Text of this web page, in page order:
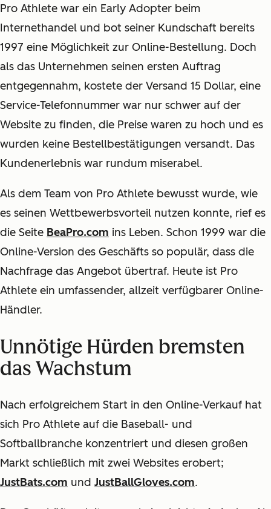
Pro Athlete war ein Early Adopter beim
Internethandel und bot seiner Kundschaft bereits
1997 eine Möglichkeit zur Online-Bestellung. Doch
als das Unternehmen seinen ersten Auftrag
entgegennahm, kostete der Versand 15 Dollar, eine
Service-Telefonnummer war nur schwer auf der
Website zu finden, die Preise waren zu hoch und es
wurden keine Bestellbestätigungen versandt. Das
Kundenerlebnis war rundum miserabel.
Als dem Team von Pro Athlete bewusst wurde, wie
es seinen Wettbewerbsvorteil nutzen konnte, rief es
die Seite BeaPro.com ins Leben. Schon 1999 war die
Online-Version des Geschäfts so populär, dass die
Nachfrage das Angebot übertraf. Heute ist Pro
Athlete ein umfassender, allzeit verfügbarer Online-
Händler.
Unnötige Hürden bremsten
das Wachstum
Nach erfolgreichem Start in den Online-Verkauf hat
sich Pro Athlete auf die Baseball- und
Softballbranche konzentriert und diesen großen
Markt schließlich mit zwei Websites erobert;
JustBats.com und JustBallGloves.com.